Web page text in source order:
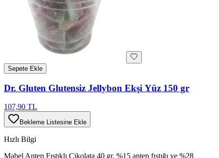
Sepete Ekle
Dr. Gluten Glutensiz Jellybon Ekşi Yüz 150 gr
107,90 TL
Bekleme Listesine Ekle
Hızlı Bilgi
Mabel Antep Fıstıklı Çikolata 40 gr, %15 antep fıstığı ve %28